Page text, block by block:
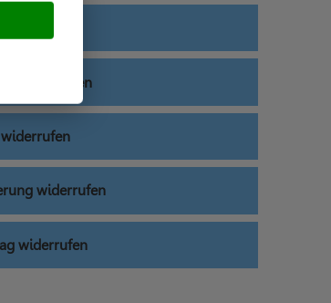
widerrufen
widerrufen
widerrufen